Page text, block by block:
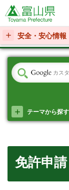
富山県
安全・安心情報
テーマから探す
免許申請